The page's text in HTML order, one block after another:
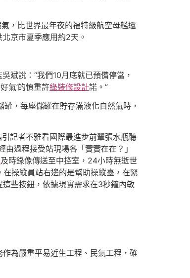
，比世界最年夜的福特級航空母艦還
京市夏季應用約2天。
斌說：“我們10月底就已預備停當，
氣’的慎重許綠裝修設計諾。”
，每座儲罐在貯存滿液化自然氣時，
記者不雅看國際最進步前輩張水瓶聽
過程接受站現場各「實實在在？」
及時錄像傳送至中控室，24小時無逝世
操縱員站右邊的是幫助操縱臺，在緊
這些按鈕，依據現實需求在3秒鐘內敏
為嚴重平易近生工程、民氣工程，確